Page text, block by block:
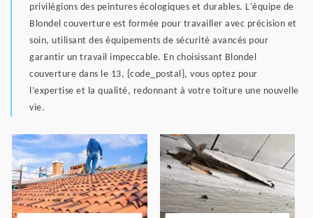
privilégions des peintures écologiques et durables. L'équipe de
Blondel couverture est formée pour travailler avec précision et
soin, utilisant des équipements de sécurité avancés pour
garantir un travail impeccable. En choisissant Blondel
couverture dans le 13, {code_postal}, vous optez pour
l’expertise et la qualité, redonnant à votre toiture une nouvelle
vie.